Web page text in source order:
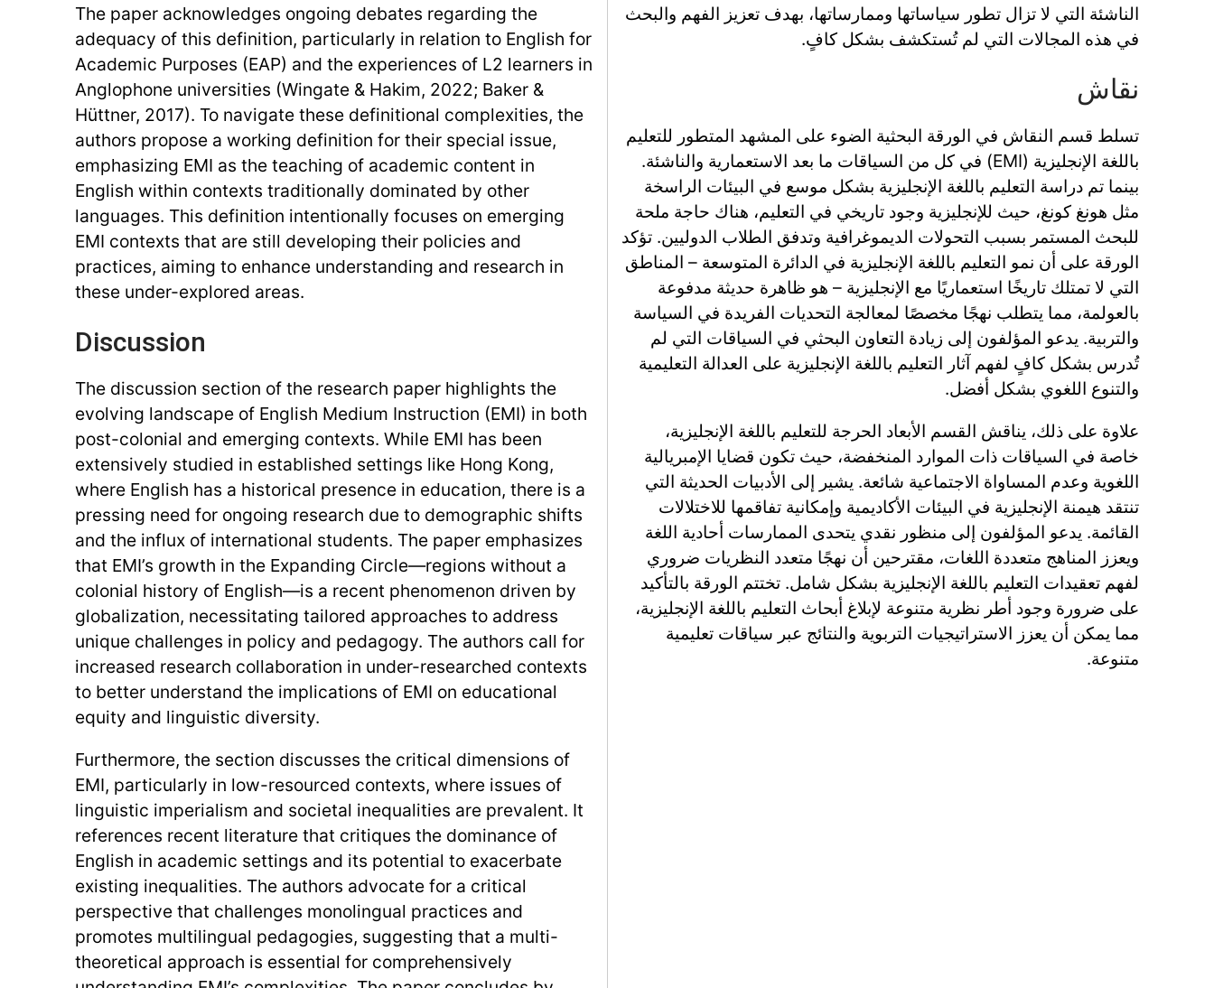
الناشئة التي لا تزال تطور سياساتها وممارساتها، بهدف تعزيز الفهم والبحث
في هذه المجالات التي لم تُستكشف بشكل كافٍ.
نقاش
تسلط قسم النقاش في الورقة البحثية الضوء على المشهد المتطور للتعليم
باللغة الإنجليزية (EMI) في كل من السياقات ما بعد الاستعمارية والناشئة.
بينما تم دراسة التعليم باللغة الإنجليزية بشكل موسع في البيئات الراسخة
مثل هونغ كونغ، حيث للإنجليزية وجود تاريخي في التعليم، هناك حاجة ملحة
للبحث المستمر بسبب التحولات الديموغرافية وتدفق الطلاب الدوليين. تؤكد
الورقة على أن نمو التعليم باللغة الإنجليزية في الدائرة المتوسعة – المناطق
التي لا تمتلك تاريخًا استعماريًا مع الإنجليزية – هو ظاهرة حديثة مدفوعة
بالعولمة، مما يتطلب نهجًا مخصصًا لمعالجة التحديات الفريدة في السياسة
والتربية. يدعو المؤلفون إلى زيادة التعاون البحثي في السياقات التي لم
تُدرس بشكل كافٍ لفهم آثار التعليم باللغة الإنجليزية على العدالة التعليمية
والتنوع اللغوي بشكل أفضل.
علاوة على ذلك، يناقش القسم الأبعاد الحرجة للتعليم باللغة الإنجليزية،
خاصة في السياقات ذات الموارد المنخفضة، حيث تكون قضايا الإمبريالية
اللغوية وعدم المساواة الاجتماعية شائعة. يشير إلى الأدبيات الحديثة التي
تنتقد هيمنة الإنجليزية في البيئات الأكاديمية وإمكانية تفاقمها للاختلالات
القائمة. يدعو المؤلفون إلى منظور نقدي يتحدى الممارسات أحادية اللغة
ويعزز المناهج متعددة اللغات، مقترحين أن نهجًا متعدد النظريات ضروري
لفهم تعقيدات التعليم باللغة الإنجليزية بشكل شامل. تختتم الورقة بالتأكيد
على ضرورة وجود أطر نظرية متنوعة لإبلاغ أبحاث التعليم باللغة الإنجليزية،
مما يمكن أن يعزز الاستراتيجيات التربوية والنتائج عبر سياقات تعليمية
متنوعة.
The paper acknowledges ongoing debates regarding the
adequacy of this definition, particularly in relation to English for
Academic Purposes (EAP) and the experiences of L2 learners in
Anglophone universities (Wingate & Hakim, 2022; Baker &
Hüttner, 2017). To navigate these definitional complexities, the
authors propose a working definition for their special issue,
emphasizing EMI as the teaching of academic content in
English within contexts traditionally dominated by other
languages. This definition intentionally focuses on emerging
EMI contexts that are still developing their policies and
practices, aiming to enhance understanding and research in
these under-explored areas.
Discussion
The discussion section of the research paper highlights the
evolving landscape of English Medium Instruction (EMI) in both
post-colonial and emerging contexts. While EMI has been
extensively studied in established settings like Hong Kong,
where English has a historical presence in education, there is a
pressing need for ongoing research due to demographic shifts
and the influx of international students. The paper emphasizes
that EMI’s growth in the Expanding Circle—regions without a
colonial history of English—is a recent phenomenon driven by
globalization, necessitating tailored approaches to address
unique challenges in policy and pedagogy. The authors call for
increased research collaboration in under-researched contexts
to better understand the implications of EMI on educational
equity and linguistic diversity.
Furthermore, the section discusses the critical dimensions of
EMI, particularly in low-resourced contexts, where issues of
linguistic imperialism and societal inequalities are prevalent. It
references recent literature that critiques the dominance of
English in academic settings and its potential to exacerbate
existing inequalities. The authors advocate for a critical
perspective that challenges monolingual practices and
promotes multilingual pedagogies, suggesting that a multi-
theoretical approach is essential for comprehensively